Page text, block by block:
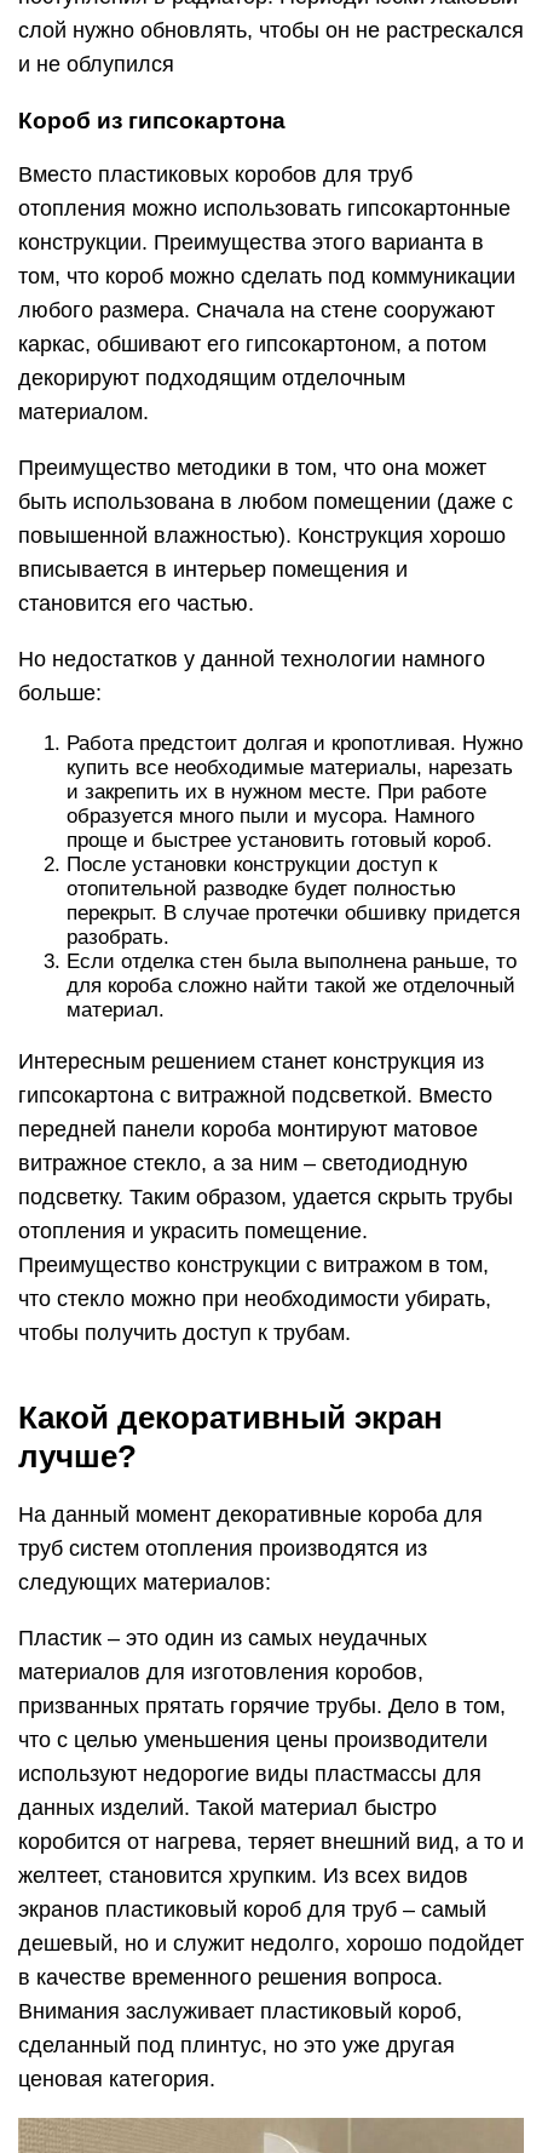
слой нужно обновлять, чтобы он не растрескался
и не облупился
Короб из гипсокартона
Вместо пластиковых коробов для труб
отопления можно использовать гипсокартонные
конструкции. Преимущества этого варианта в
том, что короб можно сделать под коммуникации
любого размера. Сначала на стене сооружают
каркас, обшивают его гипсокартоном, а потом
декорируют подходящим отделочным
материалом.
Преимущество методики в том, что она может
быть использована в любом помещении (даже с
повышенной влажностью). Конструкция хорошо
вписывается в интерьер помещения и
становится его частью.
Но недостатков у данной технологии намного
больше:
Работа предстоит долгая и кропотливая. Нужно
купить все необходимые материалы, нарезать
и закрепить их в нужном месте. При работе
образуется много пыли и мусора. Намного
проще и быстрее установить готовый короб.
После установки конструкции доступ к
отопительной разводке будет полностью
перекрыт. В случае протечки обшивку придется
разобрать.
Если отделка стен была выполнена раньше, то
для короба сложно найти такой же отделочный
материал.
Интересным решением станет конструкция из
гипсокартона с витражной подсветкой. Вместо
передней панели короба монтируют матовое
витражное стекло, а за ним – светодиодную
подсветку. Таким образом, удается скрыть трубы
отопления и украсить помещение.
Преимущество конструкции с витражом в том,
что стекло можно при необходимости убирать,
чтобы получить доступ к трубам.
Какой декоративный экран
лучше?
На данный момент декоративные короба для
труб систем отопления производятся из
следующих материалов:
Пластик – это один из самых неудачных
материалов для изготовления коробов,
призванных прятать горячие трубы. Дело в том,
что с целью уменьшения цены производители
используют недорогие виды пластмассы для
данных изделий. Такой материал быстро
коробится от нагрева, теряет внешний вид, а то и
желтеет, становится хрупким. Из всех видов
экранов пластиковый короб для труб – самый
дешевый, но и служит недолго, хорошо подойдет
в качестве временного решения вопроса.
Внимания заслуживает пластиковый короб,
сделанный под плинтус, но это уже другая
ценовая категория.